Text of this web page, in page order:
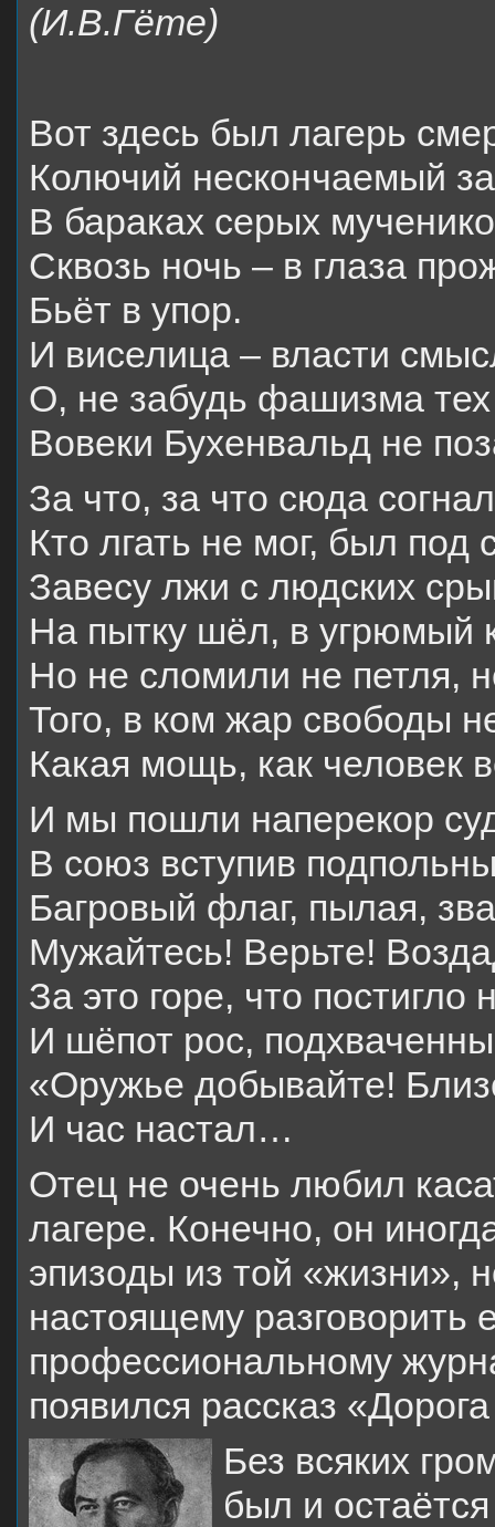
(И.В.Гёте)
Вот здесь был лагерь
Колючий нескончаемый
В бараках серых
Сквозь ночь – в глаза
Бьёт в упор.
И виселица – власти
О, не забудь фашизма
Вовеки Бухенвальд не
За что, за что сюда
Кто лгать не мог, был
Завесу лжи с людских
На пытку шёл, в угрюмый
Но не сломили не петля,
Того, в ком жар свободы
Какая мощь, как человек
И мы пошли наперекор
В союз вступив
Багровый флаг, пылая,
Мужайтесь! Верьте!
За это горе, что постигло
И шёпот рос,
«Оружье добывайте!
И час настал…
Отец не очень любил
лагере. Конечно, он
эпизоды из той «жизни»,
настоящему разговорить
профессиональному
появился рассказ
Без всяких
был и